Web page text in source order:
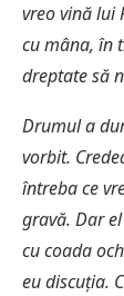
vreo vină lui
cu mâna, în
dreptate să
Drumul a
vorbit.
întreba ce
gravă. Dar
cu coada
eu discuția.